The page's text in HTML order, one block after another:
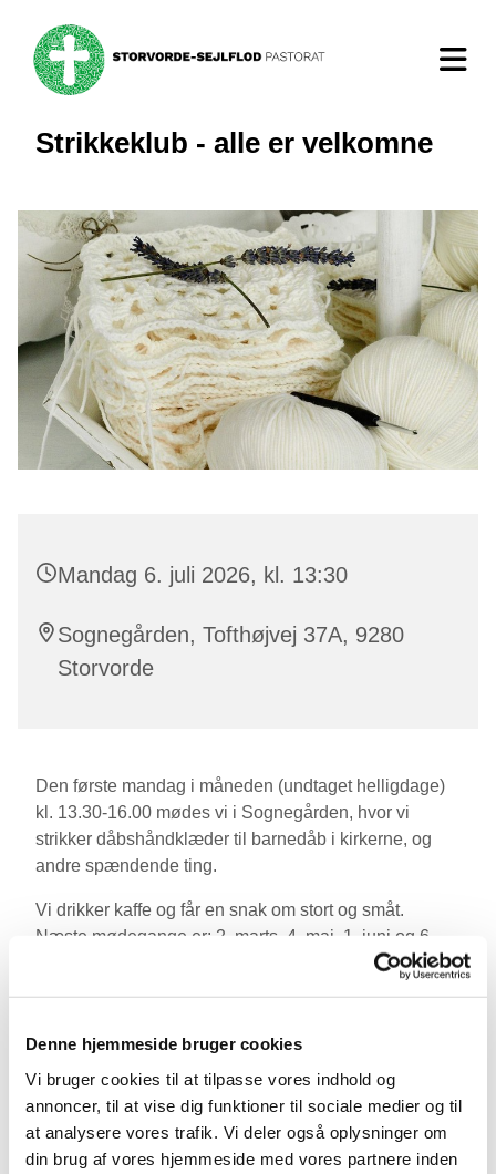
Denne hjemmeside bruger cookies
Vi bruger cookies til at tilpasse vores indhold og
annoncer, til at vise dig funktioner til sociale medier og til
at analysere vores trafik. Vi deler også oplysninger om
din brug af vores hjemmeside med vores partnere inden
Strikkeklub - alle er velkomne
Mandag 6. juli 2026, kl. 13:30
Sognegården, Tofthøjvej 37A, 9280
Storvorde
Den første mandag i måneden (undtaget helligdage)
kl. 13.30-16.00 mødes vi i Sognegården, hvor vi
strikker dåbshåndklæder til barnedåb i kirkerne, og
andre spændende ting.
Vi drikker kaffe og får en snak om stort og småt.
Næste mødegange er: 2. marts, 4. maj, 1. juni og 6.
Kontakt Merete på tlf. 40915115 eller e-mail: